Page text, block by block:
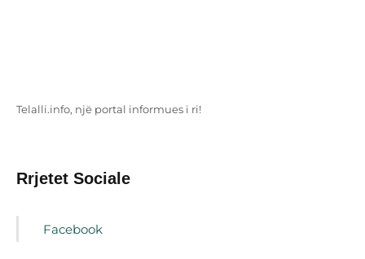
Telalli.info, një portal informues i ri!
Rrjetet Sociale
Facebook